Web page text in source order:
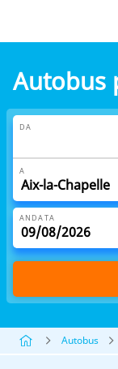
Autobus
DA
A
ANDATA
Autobus